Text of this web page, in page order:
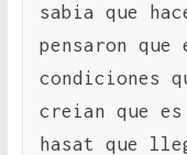
sabia que
pensaron
condiciones
creian que
hasat que